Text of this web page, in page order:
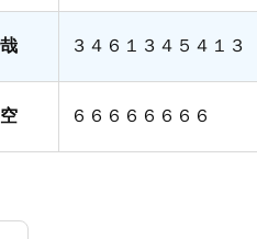
３４６１３４５４１３
６６６６６６６６